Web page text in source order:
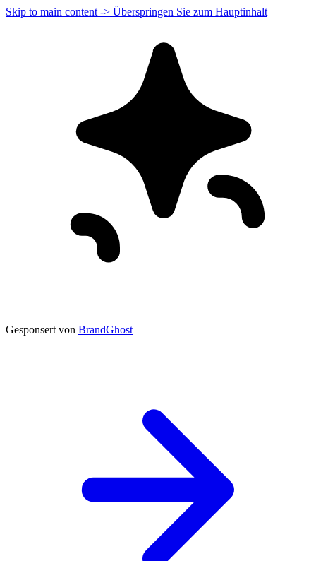
Skip to main content -> Überspringen Sie zum Hauptinhalt
Gesponsert von BrandGhost